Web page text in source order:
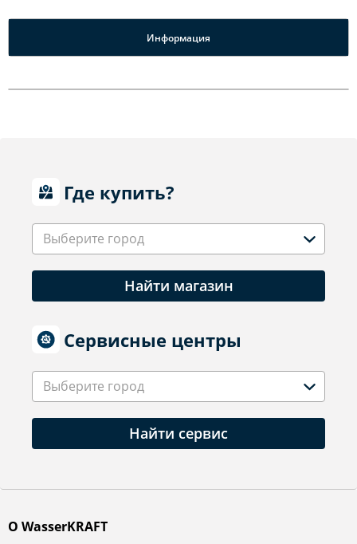
Информация
Где купить?
Выберите город
Найти магазин
Сервисные центры
Выберите город
Найти сервис
О WasserKRAFT